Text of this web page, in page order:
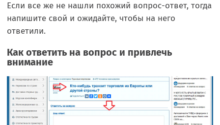
Если все же не нашли похожий вопрос-ответ, тогда
напишите свой и ожидайте, чтобы на него
ответили.
Как ответить на вопрос и привлечь
внимание